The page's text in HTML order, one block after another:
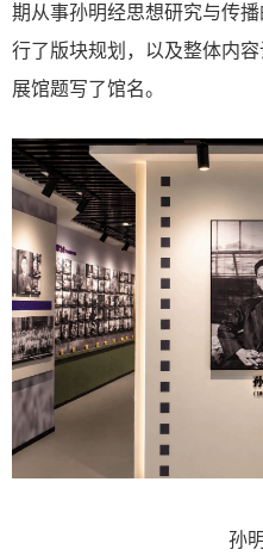
期从事孙明经思想研究与传
行了版块规划，以及整体内
展馆题写了馆名。
孙